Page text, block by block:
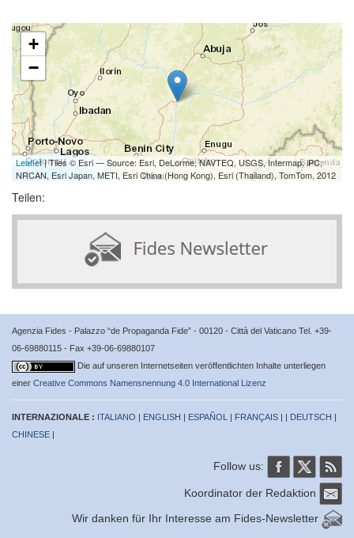
+
−
Leaflet| Tiles © Esri — Source: Esri, DeLorme, NAVTEQ, USGS, Intermap, iPC,
NRCAN, Esri Japan, METI, Esri China (Hong Kong), Esri (Thailand), TomTom, 2012
Teilen:
Agenzia Fides - Palazzo “de Propaganda Fide” - 00120 - Città del Vaticano Tel. +39-
06-69880115 - Fax +39-06-69880107
Die auf unseren Internetseiten veröffentlichten Inhalte unterliegen
einer Creative Commons Namensnennung 4.0 International Lizenz
INTERNAZIONALE : ITALIANO | ENGLISH | ESPAÑOL | FRANÇAIS | | DEUTSCH |
CHINESE |
Follow us:
Koordinator der Redaktion
Wir danken für Ihr Interesse am Fides-Newsletter